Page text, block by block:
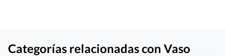
Categorías relacionadas con Vaso